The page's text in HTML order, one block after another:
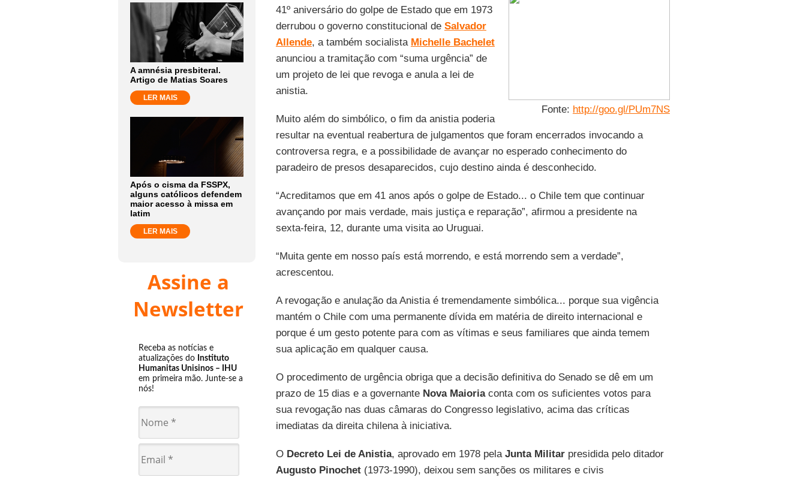
A amnésia presbiteral.
Artigo de Matias Soares
LER MAIS
Após o cisma da FSSPX,
alguns católicos defendem
maior acesso à missa em
latim
LER MAIS
Assine a
Newsletter
Receba as notícias e
atualizações do Instituto
Humanitas Unisinos – IHU
em primeira mão. Junte-se a
nós!
Fonte: http://goo.gl/PUm7NS
41º aniversário do golpe de Estado que em 1973
derrubou o governo constitucional de Salvador
Allende, a também socialista Michelle Bachelet
anunciou a tramitação com “suma urgência” de
um projeto de lei que revoga e anula a lei de
anistia.
Muito além do simbólico, o fim da anistia poderia
resultar na eventual reabertura de julgamentos que foram encerrados invocando a
controversa regra, e a possibilidade de avançar no esperado conhecimento do
paradeiro de presos desaparecidos, cujo destino ainda é desconhecido.
“Acreditamos que em 41 anos após o golpe de Estado... o Chile tem que continuar
avançando por mais verdade, mais justiça e reparação”, afirmou a presidente na
sexta-feira, 12, durante uma visita ao Uruguai.
“Muita gente em nosso país está morrendo, e está morrendo sem a verdade”,
acrescentou.
A revogação e anulação da Anistia é tremendamente simbólica... porque sua vigência
mantém o Chile com uma permanente dívida em matéria de direito internacional e
porque é um gesto potente para com as vítimas e seus familiares que ainda temem
sua aplicação em qualquer causa.
O procedimento de urgência obriga que a decisão definitiva do Senado se dê em um
prazo de 15 dias e a governante Nova Maioriaconta com os suficientes votos para
sua revogação nas duas câmaras do Congresso legislativo, acima das críticas
imediatas da direita chilena à iniciativa.
O Decreto Lei de Anistia, aprovado em 1978 pela Junta Militarpresidida pelo ditador
Augusto Pinochet(1973-1990), deixou sem sanções os militares e civis